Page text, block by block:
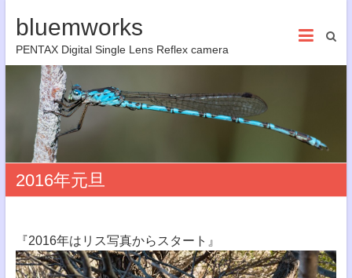
bluemworks
PENTAX Digital Single Lens Reflex camera
2016年元旦
『2016年はリス写真からスタート』